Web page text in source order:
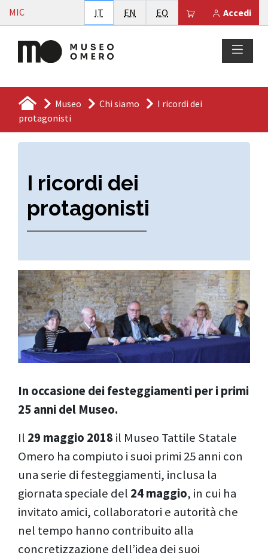
Vai al contenuto
MIC Accedi
Il tuo carrello è
IT Italiano
EN English
EO Esperanto
Museo Chi siamo
I ricordi dei
protagonisti
I ricordi dei
protagonisti
In occasione dei festeggiamenti per i primi
25 anni del Museo.
Il 29 maggio 2018 il Museo Tattile Statale
Omero ha compiuto i suoi primi 25 anni con
una serie di festeggiamenti, inclusa la
giornata speciale del 24 maggio, in cui ha
invitato amici, collaboratori e autorità che
nel tempo hanno contribuito alla
concretizzazione dell’idea dei suoi